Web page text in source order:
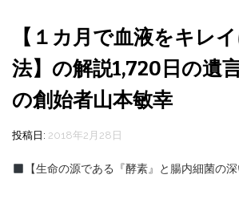
【１カ月で血液をキレ
法】の解説1,720日の遺
の創始者山本敏幸
投稿日: 2018年2月28日
【生命の源である『酵素』と腸内細菌の深